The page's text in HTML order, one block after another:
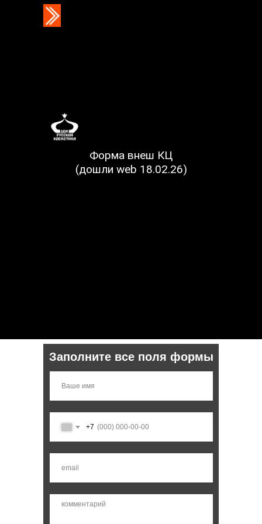
Форма внеш КЦ
(дошли web 18.02.26)
+7
Заполните все поля формы